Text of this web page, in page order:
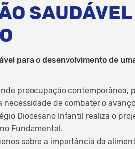
para o desenvolvimento de
preocupação contemporânea,
necessidade de combater o
Diocesano Infantil realiza o
Fundamental.
sobre a importância da